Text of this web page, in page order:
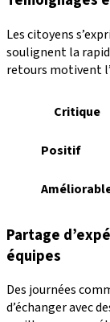
Les citoyens
soulignent la
retours motivent
Critique
Positif
Partage
équipes
Des journées
d’échanger avec